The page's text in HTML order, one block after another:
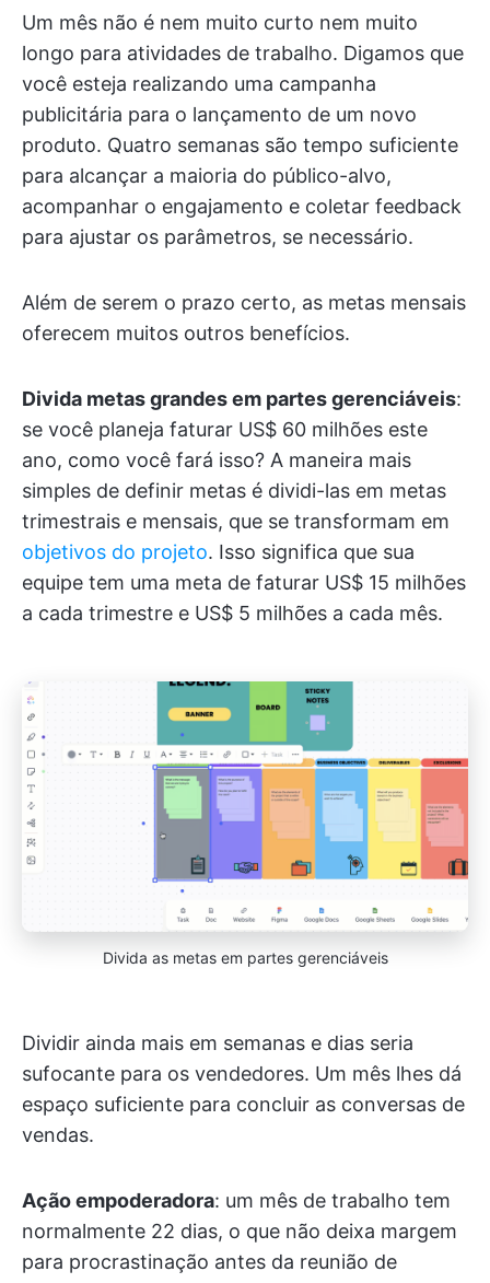
Um mês não é nem muito curto nem muito
longo para atividades de trabalho. Digamos que
você esteja realizando uma campanha
publicitária para o lançamento de um novo
produto. Quatro semanas são tempo suficiente
para alcançar a maioria do público-alvo,
acompanhar o engajamento e coletar feedback
para ajustar os parâmetros, se necessário.
Além de serem o prazo certo, as metas mensais
oferecem muitos outros benefícios.
Divida metas grandes em partes gerenciáveis:
se você planeja faturar US$ 60 milhões este
ano, como você fará isso? A maneira mais
simples de definir metas é dividi-las em metas
trimestrais e mensais, que se transformam em
objetivos do projeto. Isso significa que sua
equipe tem uma meta de faturar US$ 15 milhões
a cada trimestre e US$ 5 milhões a cada mês.
Divida as metas em partes gerenciáveis
Dividir ainda mais em semanas e dias seria
sufocante para os vendedores. Um mês lhes dá
espaço suficiente para concluir as conversas de
vendas.
Ação empoderadora: um mês de trabalho tem
normalmente 22 dias, o que não deixa margem
para procrastinação antes da reunião de